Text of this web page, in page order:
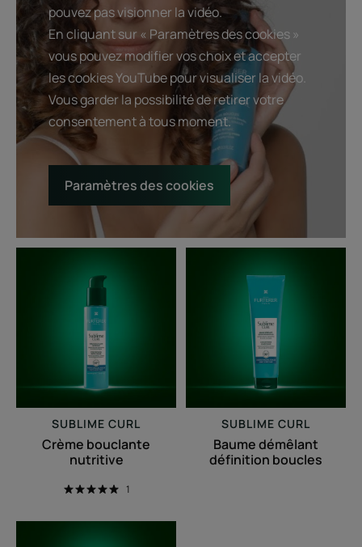
pouvez pas visionner la vidéo.
En cliquant sur « Paramètres des cookies »
vous pouvez modifier vos choix et accepter
les cookies YouTube pour visualiser la vidéo.
Vous garder la possibilité de retirer votre
consentement à tous moment.
Paramètres des cookies
bouclante
SUBLIME CURL
Crème bouclante
nutritive
1
démêlant
définition
boucles
SUBLIME CURL
Baume démêlant
définition boucles